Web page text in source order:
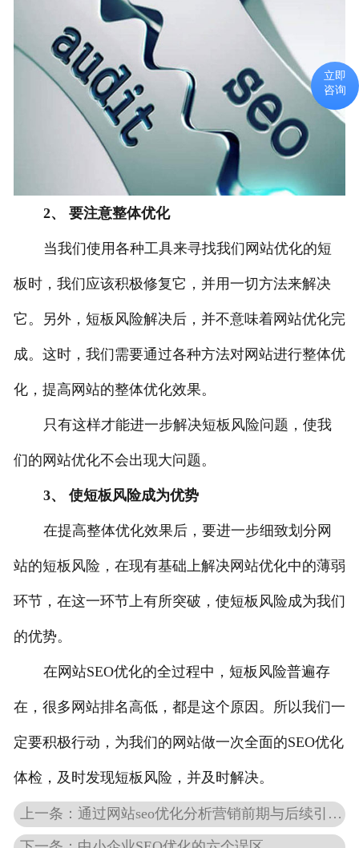
2、 要注意整体优化
当我们使用各种工具来寻找我们网站优化的短
板时，我们应该积极修复它，并用一切方法来解决
它。另外，短板风险解决后，并不意味着网站优化完
成。这时，我们需要通过各种方法对网站进行整体优
化，提高网站的整体优化效果。
只有这样才能进一步解决短板风险问题，使我
们的网站优化不会出现大问题。
3、 使短板风险成为优势
在提高整体优化效果后，要进一步细致划分网
站的短板风险，在现有基础上解决网站优化中的薄弱
环节，在这一环节上有所突破，使短板风险成为我们
的优势。
在网站SEO优化的全过程中，短板风险普遍存
在，很多网站排名高低，都是这个原因。所以我们一
定要积极行动，为我们的网站做一次全面的SEO优化
体检，及时发现短板风险，并及时解决。
上一条：通过网站seo优化分析营销前期与后续引流结果
立即
咨询